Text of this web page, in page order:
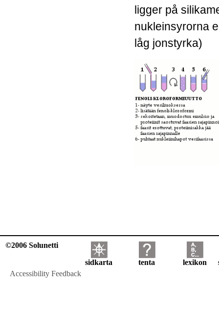
ligger på
nukleinsyrorna
låg jonstyrka)
©2006 Solunetti
sidkarta tenta lexikon
Accessibility Feedback